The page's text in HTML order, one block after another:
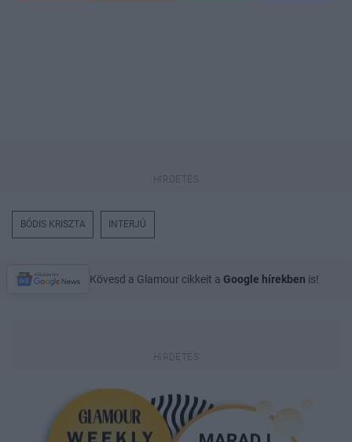
BÓDIS KRISZTA INTERJÚ
Kövesd a Glamour cikkeit a Google hírekben is!